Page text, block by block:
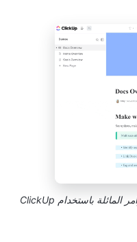
اعمل بسهولة مع التنسيقات الغنية والأوامر المائلة باستخدام ClickUp